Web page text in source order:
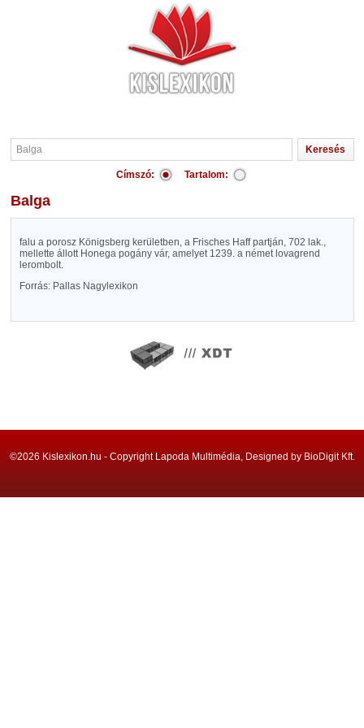
Címszó: Tartalom:
Balga
falu a porosz Königsberg kerületben, a Frisches Haff partján, 702 lak.,
mellette állott Honega pogány vár, amelyet 1239. a német lovagrend
lerombolt.
Forrás: Pallas Nagylexikon
©2026 Kislexikon.hu - Copyright Lapoda Multimédia, Designed by BioDigit Kft.